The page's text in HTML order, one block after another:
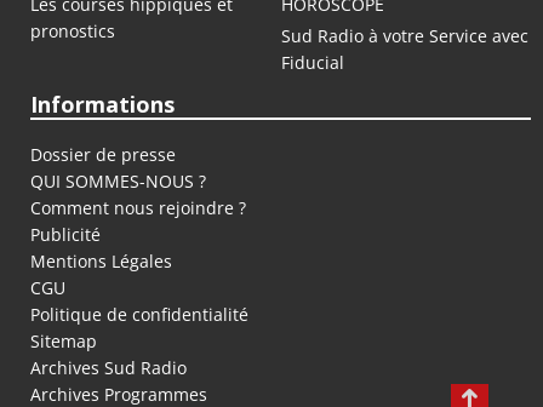
pronostics
Sud Radio à votre Service avec
Fiducial
Informations
Dossier de presse
QUI SOMMES-NOUS ?
Comment nous rejoindre ?
Publicité
Mentions Légales
CGU
Politique de confidentialité
Sitemap
Archives Sud Radio
Archives Programmes